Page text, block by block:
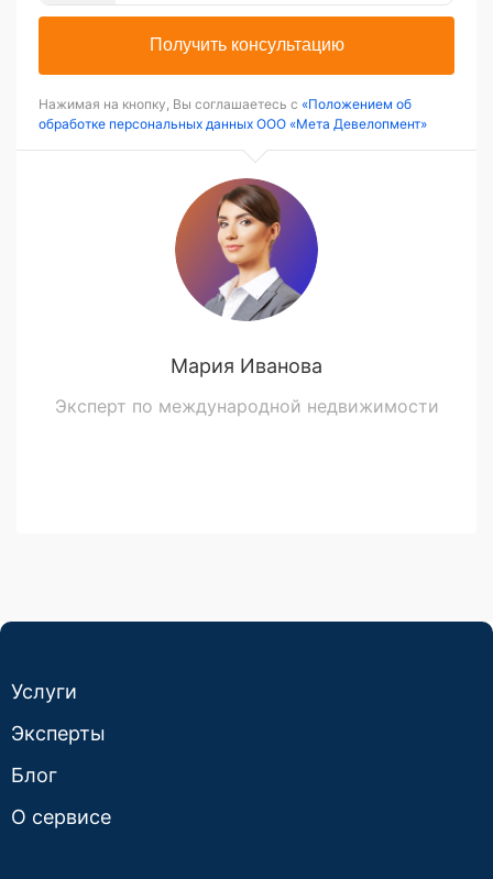
Получить консультацию
Нажимая на кнопку, Вы соглашаетесь с «Положением об
обработке персональных данных ООО «Мета Девелопмент»
Мария Иванова
Эксперт по международной недвижимости
Услуги
Эксперты
Блог
О сервисе